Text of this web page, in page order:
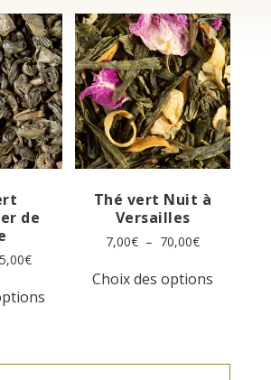
variations.
Les
options
peuvent
être
choisies
sur
la
page
Les
options
peuvent
être
choisies
sur
la
page
de
€Plage
6,50€produit
Thé vert Nuit à
Versailles
7,00€ – 70,00€Plage
7,00€
Choix des options